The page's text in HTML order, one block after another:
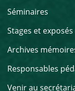
Séminaires
Stages et exposés
Archives
Responsables
Venir au